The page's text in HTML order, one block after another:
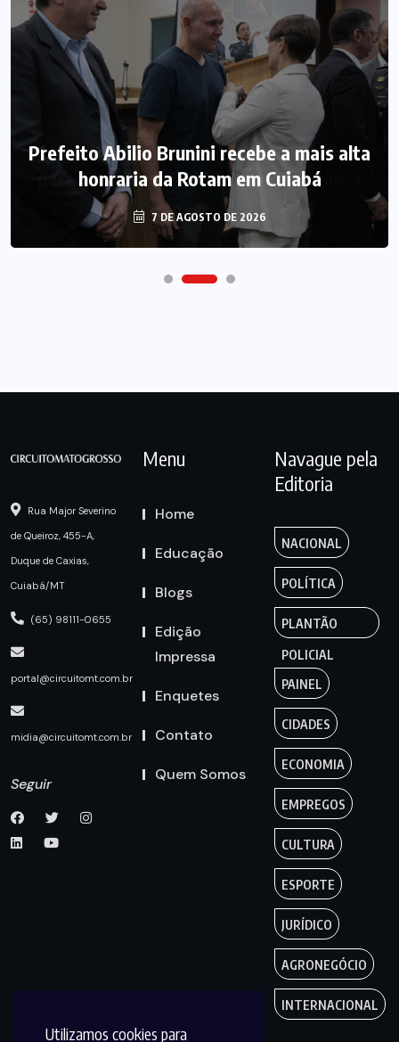
Utilizamos cookies para
Prefeito Abilio Brunini recebe a mais alta
honraria da Rotam em Cuiabá
7 DE AGOSTO DE 2026
Rua Major Severino
de Queiroz, 455-A,
Duque de Caxias,
Cuiabá/MT
(65) 98111-0655
portal@circuitomt.com.br
midia@circuitomt.com.br
Seguir
Menu
Home
Educação
Blogs
Edição
Impressa
Enquetes
Contato
Quem Somos
Navague pela
Editoria
NACIONAL
POLÍTICA
PLANTÃO
POLICIAL
PAINEL
CIDADES
ECONOMIA
EMPREGOS
CULTURA
ESPORTE
JURÍDICO
AGRONEGÓCIO
INTERNACIONAL